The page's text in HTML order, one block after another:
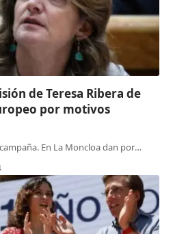
de Teresa Ribera de
por motivos
En La Moncloa dan por…